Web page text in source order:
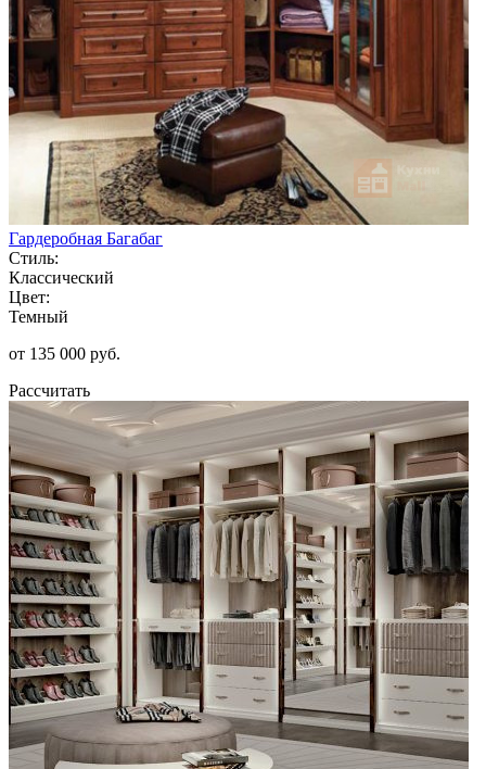
Гардеробная Багабаг
Стиль:
Классический
Цвет:
Темный
от 135 000 руб.
Рассчитать